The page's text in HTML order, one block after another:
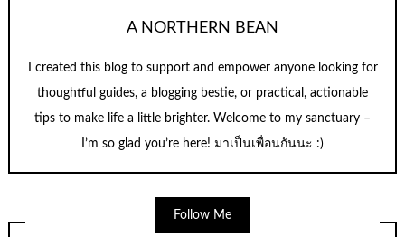
A NORTHERN BEAN
I created this blog to support and empower anyone looking for
thoughtful guides, a blogging bestie, or practical, actionable
tips to make life a little brighter. Welcome to my sanctuary –
I’m so glad you’re here! มาเป็นเพื่อนกันนะ :)
Follow Me